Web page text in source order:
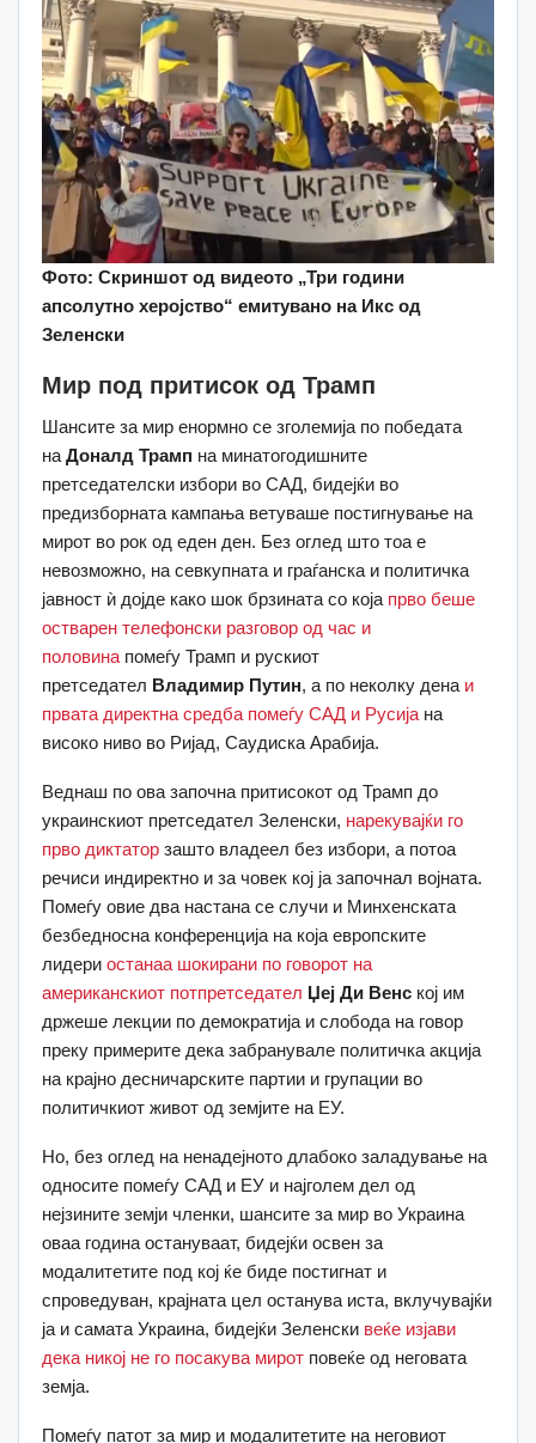
Фото: Скриншот од видеото „Три години
апсолутно херојство“ емитувано на Икс од
Зеленски
Мир под притисок од Трамп
Шансите за мир енормно се зголемија по победата
на Доналд Трамп на минатогодишните
претседателски избори во САД, бидејќи во
предизборната кампања ветуваше постигнување на
мирот во рок од еден ден. Без оглед што тоа е
невозможно, на севкупната и граѓанска и политичка
јавност ѝ дојде како шок брзината со која прво беше
остварен телефонски разговор од час и
половина помеѓу Трамп и рускиот
претседател Владимир Путин, а по неколку дена и
првата директна средба помеѓу САД и Русија на
високо ниво во Ријад, Саудиска Арабија.
Веднаш по ова започна притисокот од Трамп до
украинскиот претседател Зеленски, нарекувајќи го
прво диктатор зашто владеел без избори, а потоа
речиси индиректно и за човек кој ја започнал војната.
Помеѓу овие два настана се случи и Минхенската
безбедносна конференција на која европските
лидери останаа шокирани по говорот на
американскиот потпретседател Џеј Ди Венс кој им
држеше лекции по демократија и слобода на говор
преку примерите дека забранувале политичка акција
на крајно десничарските партии и групации во
политичкиот живот од земјите на ЕУ.
Но, без оглед на ненадејното длабоко заладување на
односите помеѓу САД и ЕУ и најголем дел од
нејзините земји членки, шансите за мир во Украина
оваа година остануваат, бидејќи освен за
модалитетите под кој ќе биде постигнат и
спроведуван, крајната цел останува иста, вклучувајќи
ја и самата Украина, бидејќи Зеленски веќе изјави
дека никој не го посакува мирот повеќе од неговата
земја.
Помеѓу патот за мир и модалитетите на неговиот